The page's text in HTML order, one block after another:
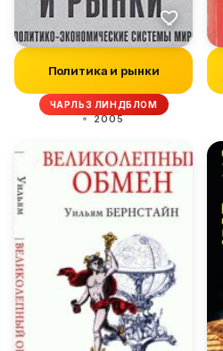
Политика и рынки
ЧАРЛЬЗ ЛИНДБЛОМ
2005